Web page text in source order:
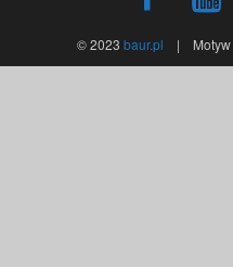
© 2023 baur.pl | Motyw